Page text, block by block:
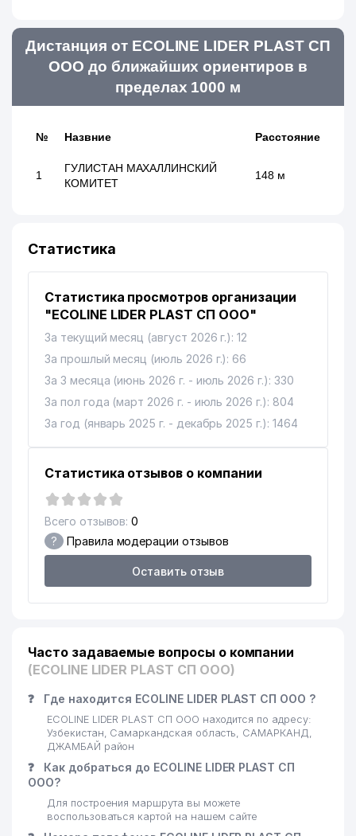
Дистанция от ECOLINE LIDER PLAST СП
ООО до ближайших ориентиров в
пределах 1000 м
№ Назвние Расстояние
1
ГУЛИСТАН МАХАЛЛИНСКИЙ
КОМИТЕТ
148 м
Статистика
Статистика просмотров организации
"ECOLINE LIDER PLAST СП ООО"
За текущий месяц (август 2026 г.): 12
За прошлый месяц (июль 2026 г.): 66
За 3 месяца (июнь 2026 г. - июль 2026 г.): 330
За пол года (март 2026 г. - июль 2026 г.): 804
За год (январь 2025 г. - декабрь 2025 г.): 1464
Статистика отзывов о компании
Всего отзывов: 0
? Правила модерации отзывов
Оставить отзыв
Часто задаваемые вопросы о компании
(ECOLINE LIDER PLAST СП ООО)
❓ Где находится ECOLINE LIDER PLAST СП ООО ?
ECOLINE LIDER PLAST СП ООО находится по адресу:
Узбекистан, Самаркандская область, САМАРКАНД,
ДЖАМБАЙ район
❓
Как добраться до ECOLINE LIDER PLAST СП
ООО?
Для построения маршрута вы можете
воспользоваться картой на нашем сайте